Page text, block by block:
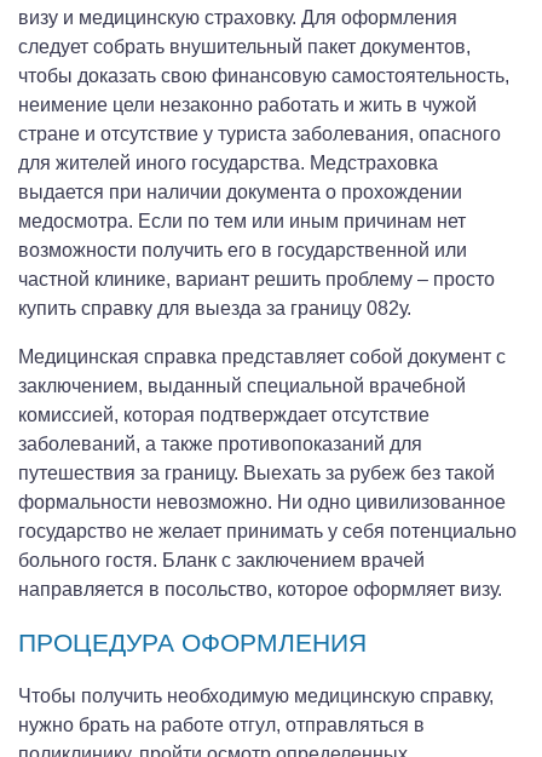
визу и медицинскую страховку. Для оформления
следует собрать внушительный пакет документов,
чтобы доказать свою финансовую самостоятельность,
неимение цели незаконно работать и жить в чужой
стране и отсутствие у туриста заболевания, опасного
для жителей иного государства. Медстраховка
выдается при наличии документа о прохождении
медосмотра. Если по тем или иным причинам нет
возможности получить его в государственной или
частной клинике, вариант решить проблему – просто
купить справку для выезда за границу 082у.
Медицинская справка представляет собой документ с
заключением, выданный специальной врачебной
комиссией, которая подтверждает отсутствие
заболеваний, а также противопоказаний для
путешествия за границу. Выехать за рубеж без такой
формальности невозможно. Ни одно цивилизованное
государство не желает принимать у себя потенциально
больного гостя. Бланк с заключением врачей
направляется в посольство, которое оформляет визу.
ПРОЦЕДУРА ОФОРМЛЕНИЯ
Чтобы получить необходимую медицинскую справку,
нужно брать на работе отгул, отправляться в